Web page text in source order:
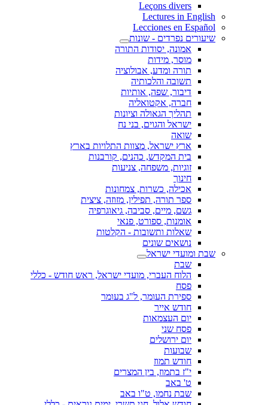
Leçons divers
Lectures in English
Lecciones en Español
שיעורים נפרדים - שונות
אמונה, יסודות התורה
מוסר, מידות
תורה ומדע, אבולוציה
תשובה והלכותיה
דיבור, שפה, אותיות
חברה, אקטואליה
תהליך הגאולה וציונות
ישראל והגוים, בני נח
שואה
ארץ ישראל, מצוות התלויות בארץ
בית המקדש, כהנים, קורבנות
זוגיות, משפחה, צניעות
חינוך
אכילה, כשרות, צמחונות
ספר תורה, תפילין, מזוזה, ציצית
גשם, מיים, סביבה, גיאוגרפיה
אומנות, ספורט, פנאי
שאלות ותשובות - הקלטות
נושאים שונים
שבת ומועדי ישראל
שבת
הלוח העברי, מועדי ישראל, ראש חודש - כללי
פסח
ספירת העומר, ל"ג בעומר
חודש אייר
יום העצמאות
פסח שני
יום ירושלים
שבועות
חודש תמוז
י"ז בתמוז, בין המצרים
ט' באב
שבת נחמו, ט"ו באב